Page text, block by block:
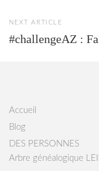
NEXT ARTICLE
#challengeAZ :
Accueil
Blog
DES PERSONNES
Arbre généalogique